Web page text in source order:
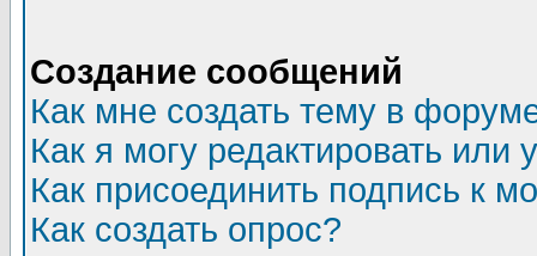
Создание сообщений
Как мне создать тему в
Как я могу редактировать или
Как присоединить подпись к
Как создать опрос?